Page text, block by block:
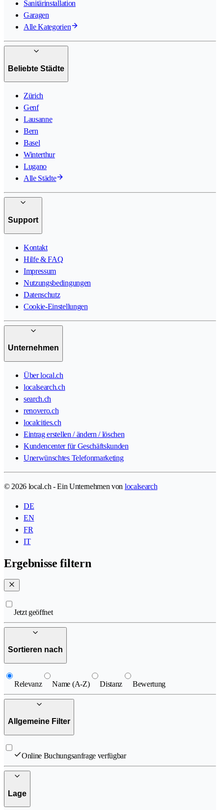
Sanitärinstallation
Garagen
Alle Kategorien
Beliebte Städte
Zürich
Genf
Lausanne
Bern
Basel
Winterthur
Lugano
Alle Städte
Support
Kontakt
Hilfe & FAQ
Impressum
Nutzungsbedingungen
Datenschutz
Cookie-Einstellungen
Unternehmen
Über local.ch
localsearch.ch
search.ch
renovero.ch
localcities.ch
Eintrag erstellen / ändern / löschen
Kundencenter für Geschäftskunden
Unerwünschtes Telefonmarketing
© 2026 local.ch - Ein Unternehmen von localsearch
DE
EN
FR
IT
Ergebnisse filtern
Jetzt geöffnet
Sortieren nach
Relevanz Name (A-Z) Distanz Bewertung
Allgemeine Filter
Online Buchungsanfrage verfügbar
Lage